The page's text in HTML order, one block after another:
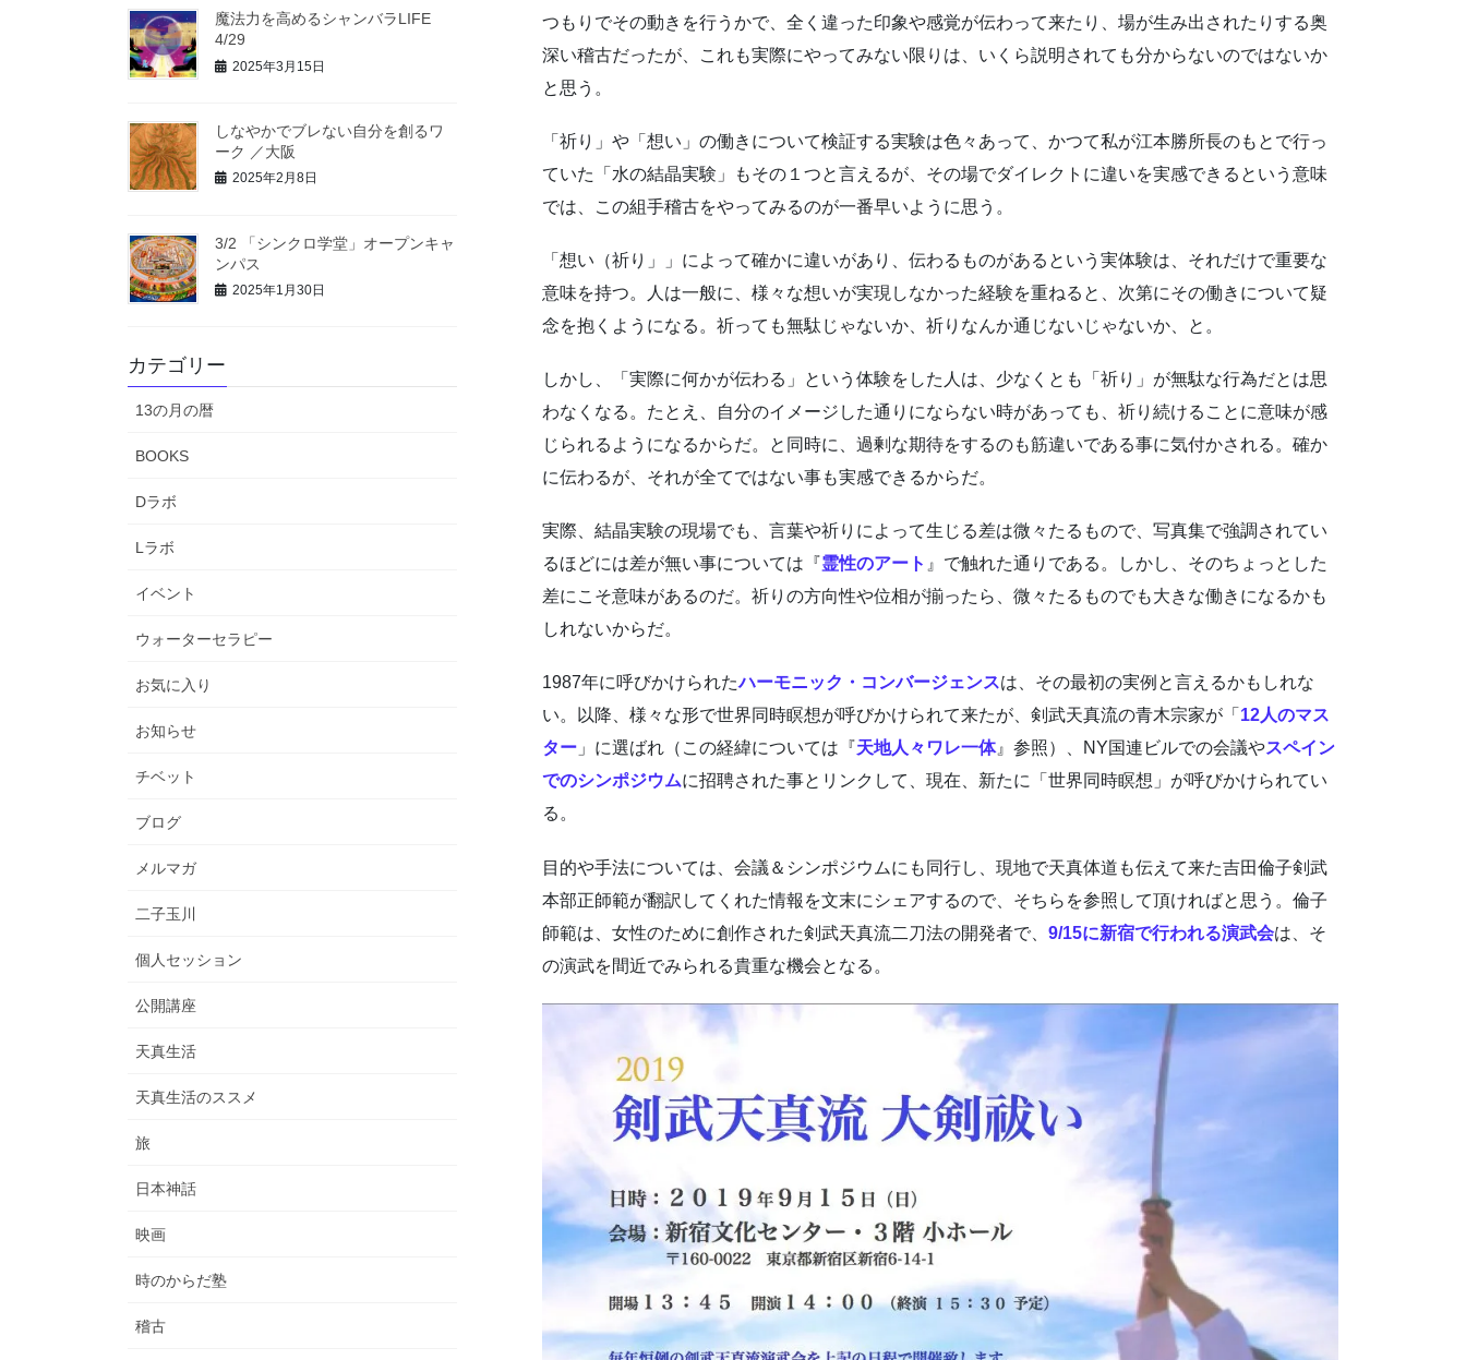
つもりでその動きを行うかで、全く違った印象や感覚が伝わって来たり、場が生み出されたりする奥
深い稽古だったが、これも実際にやってみない限りは、いくら説明されても分からないのではないか
と思う。
「祈り」や「想い」の働きについて検証する実験は色々あって、かつて私が江本勝所長のもとで行っ
ていた「水の結晶実験」もその１つと言えるが、その場でダイレクトに違いを実感できるという意味
では、この組手稽古をやってみるのが一番早いように思う。
「想い（祈り」」によって確かに違いがあり、伝わるものがあるという実体験は、それだけで重要な
意味を持つ。人は一般に、様々な想いが実現しなかった経験を重ねると、次第にその働きについて疑
念を抱くようになる。祈っても無駄じゃないか、祈りなんか通じないじゃないか、と。
しかし、「実際に何かが伝わる」という体験をした人は、少なくとも「祈り」が無駄な行為だとは思
わなくなる。たとえ、自分のイメージした通りにならない時があっても、祈り続けることに意味が感
じられるようになるからだ。と同時に、過剰な期待をするのも筋違いである事に気付かされる。確か
に伝わるが、それが全てではない事も実感できるからだ。
実際、結晶実験の現場でも、言葉や祈りによって生じる差は微々たるもので、写真集で強調されてい
るほどには差が無い事については『霊性のアート 』で触れた通りである。しかし、そのちょっとした
差にこそ意味があるのだ。祈りの方向性や位相が揃ったら、微々たるものでも大きな働きになるかも
しれないからだ。
1987年に呼びかけられたハーモニック・コンバージェンスは、その最初の実例と言えるかもしれな
い。以降、様々な形で世界同時瞑想が呼びかけられて来たが、剣武天真流の青木宗家が「 12人のマス
ター 」に選ばれ（この経緯については『 天地人々ワレ一体』参照）、NY国連ビルでの会議やスペイン
でのシンポジウムに招聘された事とリンクして、現在、新たに「世界同時瞑想」が呼びかけられてい
る。
目的や手法については、会議＆シンポジウムにも同行し、現地で天真体道も伝えて来た吉田倫子剣武
本部正師範が翻訳してくれた情報を文末にシェアするので、そちらを参照して頂ければと思う。倫子
師範は、女性のために創作された剣武天真流二刀法の開発者で、 9/15に新宿で行われる演武会は、そ
の演武を間近でみられる貴重な機会となる。
魔法力を高めるシャンバラLIFE
4/29
2025年3月15日
しなやかでブレない自分を創るワ
ーク ／大阪
2025年2月8日
3/2 「シンクロ学堂」オープンキャ
ンパス
2025年1月30日
カテゴリー
13の月の暦
BOOKS
Dラボ
Lラボ
イベント
ウォーターセラピー
お気に入り
お知らせ
チベット
ブログ
メルマガ
二子玉川
個人セッション
公開講座
天真生活
天真生活のススメ
旅
日本神話
映画
時のからだ塾
稽古